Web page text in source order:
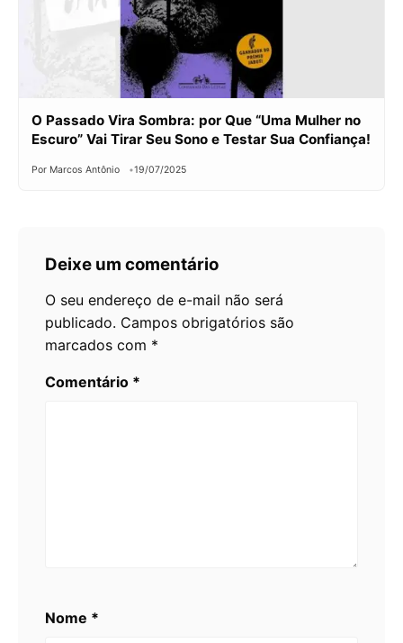
O Passado Vira Sombra: por Que “Uma Mulher no
Escuro” Vai Tirar Seu Sono e Testar Sua Confiança!
Por Marcos Antônio 19/07/2025
Deixe um comentário
O seu endereço de e-mail não será
publicado. Campos obrigatórios são
marcados com *
Comentário *
Nome *